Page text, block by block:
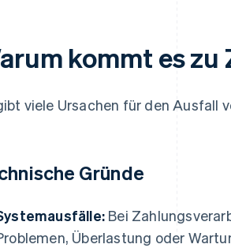
kommt es
viele Ursachen für den Ausfall
Gründe
Bei
Überlastung oder